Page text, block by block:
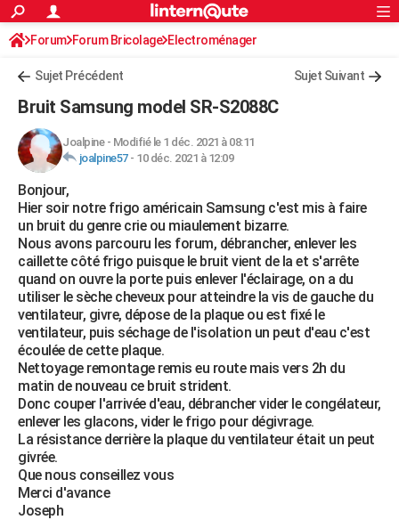
ACTUALITÉS
Politique
Société
Faits Divers
Education
Monde
Villes
+
FINANCE
Retraite
Impôts
Epargne
Immobilier
Risques naturels par ville
Banque
Assurance
Crédit
AUTO
Essais
Réserver un essai
Citadines
Berlines
SUV
Forum auto
+HIGH-TECH
Mobiles
Meilleur smartphone
Internet
Ordinateurs
Jeux vidéo
Guide high-tech
+BRICOLAGE
Forum
Aménagement intérieur
Extérieur
Cuisine
Salle de bains
Jardinage
Rangement
WEEK-END
Guides de France
Escapades
Patrimoine
Expositions
Musées
Week-end nature
LIFESTYLE
Art de vivre
Bien-être
Loisirs
ModeModes de vie
SANTE
Alimentation
Guide de la santé
Maladies
Médicaments
Sommeil
VOYAGE
Destinations
City break
Voyage nature
Voyage de noces
Forum
Climat
+PHOTO
GUIDES D'ACHAT
BONS PLANS
S'inscrire
Connexion
Forum Forum Bricolage Electroménager
Sujet Précédent Sujet Suivant
Bruit Samsung model SR-S2088C
Joalpine- Modifié le 1 déc. 2021 à 08:11
joalpine57- 10 déc. 2021 à 12:09
Bonjour,
Hier soir notre frigo américain Samsung c'est mis à faire
un bruit du genre crie ou miaulement bizarre.
Nous avons parcouru les forum, débrancher, enlever les
caillette côté frigo puisque le bruit vient de la et s'arrête
quand on ouvre la porte puis enlever l'éclairage, on a du
utiliser le sèche cheveux pour atteindre la vis de gauche du
ventilateur, givre, dépose de la plaque ou est fixé le
ventilateur, puis séchage de l'isolation un peut d'eau c'est
écoulée de cette plaque.
Nettoyage remontage remis eu route mais vers 2h du
matin de nouveau ce bruit strident.
Donc couper l'arrivée d'eau, débrancher vider le congélateur,
enlever les glacons, vider le frigo pour dégivrage.
La résistance derrière la plaque du ventilateur était un peut
givrée.
Que nous conseillez vous
Merci d'avance
Joseph